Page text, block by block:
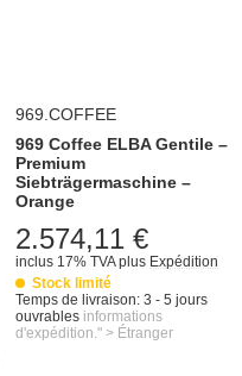
969.COFFEE
969 Coffee ELBA Gentile –
Premium
Siebträgermaschine –
Orange
2.574,11 €
inclus 17% TVAplus Expédition
Stock limité
Temps de livraison: 3 - 5 jours
ouvrables informations
d'expédition." > Étranger